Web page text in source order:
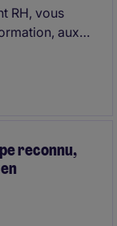
RH, vous
aux
forte valeur
RH et
reconnu,